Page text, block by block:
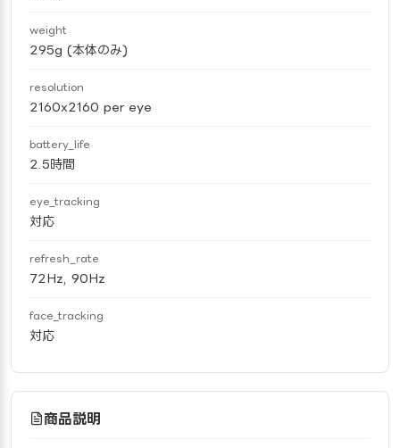
weight
295g (本体のみ)
resolution
2160x2160 per eye
battery_life
2.5時間
eye_tracking
対応
refresh_rate
72Hz, 90Hz
face_tracking
対応
商品説明